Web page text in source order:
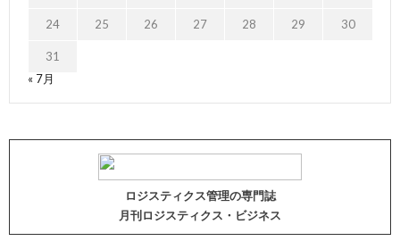
24 25 26 27 28 29 30
31
« 7月
ロジスティクス管理の専門誌
月刊ロジスティクス・ビジネス